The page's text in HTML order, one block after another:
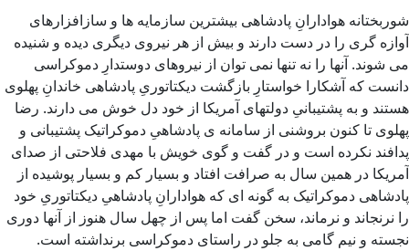
شوربختانه هوادارانِ پادشاهی بیشترین سازمایه ها و سازافزارهای
آوازه گری را در دست دارند و بیش از هر نیروی دیگری دیده و شنیده
می شوند. آنها را نه تنها نمی توان از نیروهای دوستدارِ دموکراسی
دانست که آشکارا خواستارِ بازگشت دیکتاتوریِ پادشاهی خاندانِ پهلوی
هستند و به پشتیبانیِ دولتهای آمریکا از خود دل خوش می دارند. رضا
پهلوی تا کنون بروشنی از سامانه ی پادشاهیِ دموکراتیک پشتیبانی و
پدافند نکرده است و در گفت و گوی خویش با مهدی فلاحتی از صدای
آمریکا در همین سال به صرافت افتاد و بسیار کم و بسیار پوشیده از
پادشاهی دموکراتیک به گونه ای که هوادارانِ پادشاهیِ دیکتاتوریِ خود
را نرنجاند و نرماند، سخن گفت اما پس از چهل سال هنوز از آنها دوری
نجسته و نیم گامی به جلو در راستای دموکراسی برنداشته است.